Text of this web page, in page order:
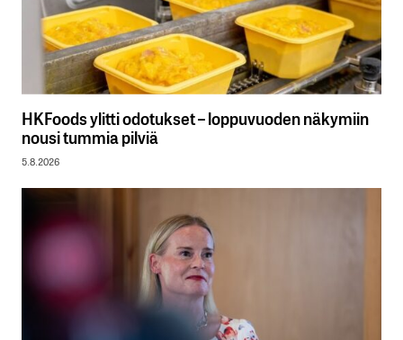
HKFoods ylitti odotukset – loppuvuoden näkymiin
nousi tummia pilviä
5.8.2026